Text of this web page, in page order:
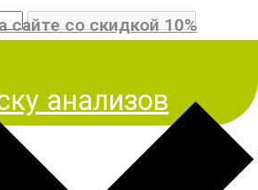
сайте со скидкой 10%
анализов